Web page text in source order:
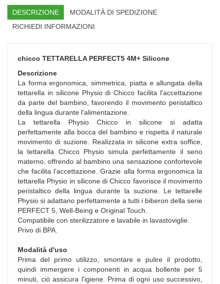
DESCRIZIONE
MODALITÀ DI SPEDIZIONE
RICHIEDI INFORMAZIONI
chicco TETTARELLA PERFECT5 4M+ Silicone
Descrizione
La forma ergonomica, simmetrica, piatta e allungata della
tettarella in silicone Physio di Chicco facilita l'accettazione
da parte del bambino, favorendo il movimento peristaltico
della lingua durante l'alimentazione.
La tettarella Physio Chicco in silicone si adatta
perfettamente alla bocca del bambino e rispetta il naturale
movimento di suzione. Realizzata in silicone extra soffice,
la tettarella Chicco Physio simula perfettamente il seno
materno, offrendo al bambino una sensazione confortevole
che facilita l’accettazione. Grazie alla forma ergonomica la
tettarella Physio in silicone di Chicco favorisce il movimento
peristaltico della lingua durante la suzione. Le tettarelle
Physio si adattano perfettamente a tutti i biberon della serie
PERFECT 5, Well-Being e Original Touch.
Compatibile con sterilizzatore e lavabile in lavastoviglie.
Privo di BPA.
Modalità d'uso
Prima del primo utilizzo, smontare e pulire il prodotto,
quindi immergere i componenti in acqua bollente per 5
minuti, ciò assicura l'igiene. Prima di ogni uso successivo,